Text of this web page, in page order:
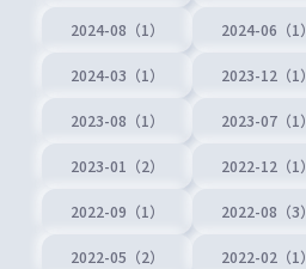
2024-08（1） 2024-06（1）
2024-03（1） 2023-12（1）
2023-08（1） 2023-07（1）
2023-01（2） 2022-12（1）
2022-09（1） 2022-08（3）
2022-05（2） 2022-02（1）